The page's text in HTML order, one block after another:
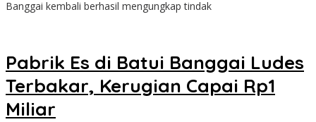
Banggai
Banggai kembali berhasil mengungkap tindak
Pabrik Es di Batui Banggai Ludes
Terbakar, Kerugian Capai Rp1
Miliar